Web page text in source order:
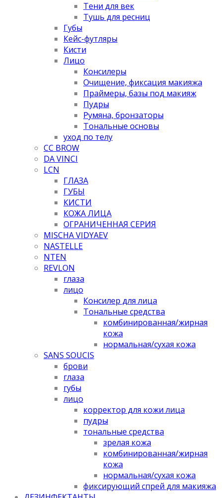
Тени для век
Тушь для ресниц
Губы
Кейс-футляры
Кисти
Лицо
Консилеры
Очищение, фиксация макияжа
Праймеры, базы под макияж
Пудры
Румяна, бронзаторы
Тональные основы
уход по телу
CC BROW
DA VINCI
LCN
ГЛАЗА
ГУБЫ
КИСТИ
КОЖА ЛИЦА
ОГРАНИЧЕННАЯ СЕРИЯ
MISCHA VIDYAEV
NASTELLE
NTEN
REVLON
глаза
лицо
Консилер для лица
Тональные средства
комбинированная/жирная
кожа
нормальная/cухая кожа
SANS SOUCIS
брови
глаза
губы
лицо
корректор для кожи лица
пудры
тональные средства
зрелая кожа
комбинированная/жирная
кожа
нормальная/cухая кожа
фиксирующий спрей для макияжа